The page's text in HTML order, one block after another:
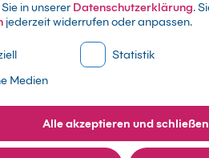
in unserer Datenschutzerklärung.
jederzeit widerrufen oder anpassen.
Liste der Service-Gruppen, für
Statistik
Medien
Alle akzeptieren und schließen